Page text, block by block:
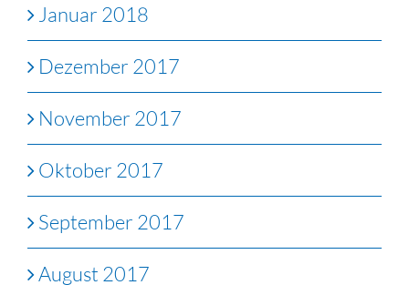
Januar 2018
Dezember 2017
November 2017
Oktober 2017
September 2017
August 2017